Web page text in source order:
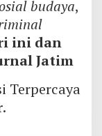
budaya,
ini dan
Jatim
Terpercaya
.